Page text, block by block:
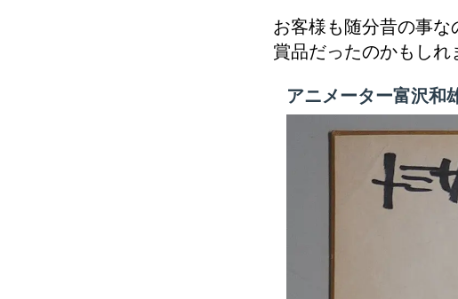
お客様も随分昔の事
賞品だったのかもしれ
アニメーター富沢和